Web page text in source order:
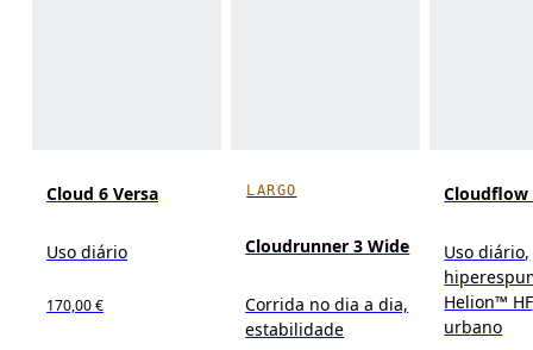
Cloud 6 Versa
Uso diário
170,00 €
LARGO
Cloudrunner 3 Wide
Corrida no dia a dia,
estabilidade
Cloudflow
Uso diário,
Helion™
urbano